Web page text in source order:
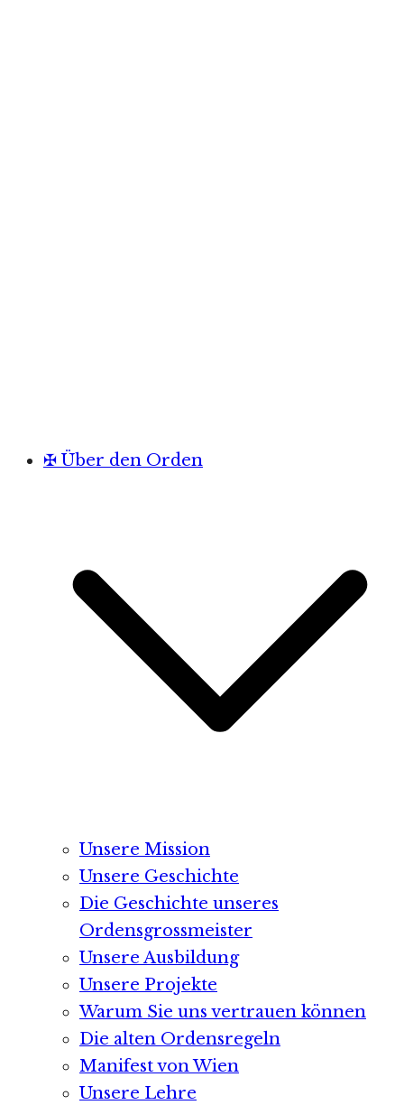
✠ Über den Orden
Unsere Mission
Unsere Geschichte
Die Geschichte unseres
Ordensgrossmeister
Unsere Ausbildung
Unsere Projekte
Warum Sie uns vertrauen können
Die alten Ordensregeln
Manifest von Wien
Unsere Lehre